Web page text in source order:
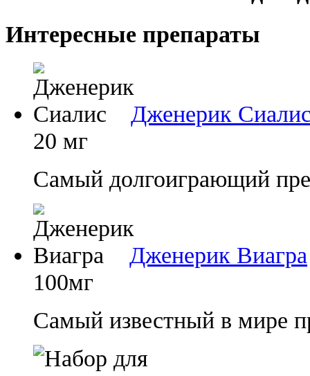
Интересные препараты
Дженерик
20 мг
Самый долгоиграющий
Дженерик Виагра
100мг
Самый известный в мире